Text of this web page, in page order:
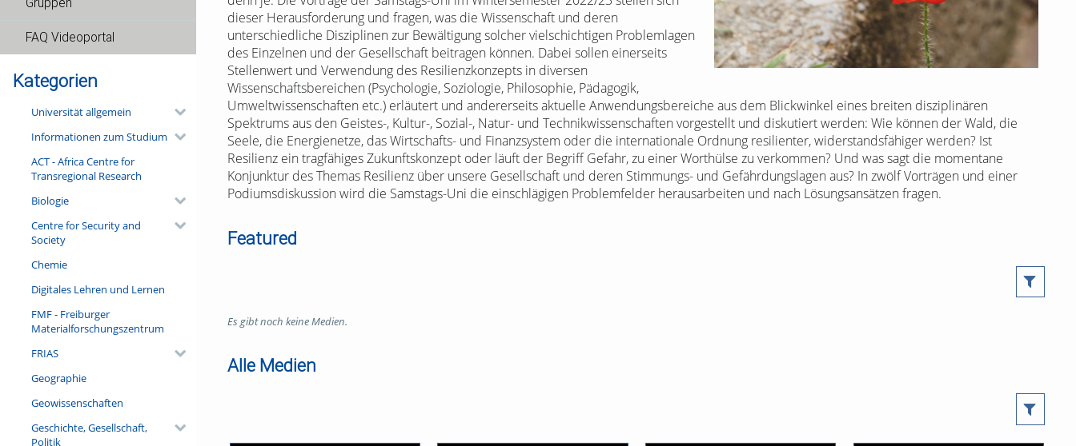
Gruppen
FAQ Videoportal
Kategorien
Universität allgemein
Informationen zum Studium
ACT - Africa Centre for
Transregional Research
Biologie
Centre for Security and
Society
Chemie
Digitales Lehren und Lernen
FMF - Freiburger
Materialforschungszentrum
FRIAS
Geographie
Geowissenschaften
Geschichte, Gesellschaft,
Politik
dieser Herausforderung und fragen, was die Wissenschaft und deren
unterschiedliche Disziplinen zur Bewältigung solcher vielschichtigen Problemlagen
des Einzelnen und der Gesellschaft beitragen können. Dabei sollen einerseits
Stellenwert und Verwendung des Resilienzkonzepts in diversen
Wissenschaftsbereichen (Psychologie, Soziologie, Philosophie, Pädagogik,
Umweltwissenschaften etc.) erläutert und andererseits aktuelle Anwendungsbereiche aus dem Blickwinkel eines breiten disziplinären
Spektrums aus den Geistes-, Kultur-, Sozial-, Natur- und Technikwissenschaften vorgestellt und diskutiert werden: Wie können der Wald, die
Seele, die Energienetze, das Wirtschafts- und Finanzsystem oder die internationale Ordnung resilienter, widerstandsfähiger werden? Ist
Resilienz ein tragfähiges Zukunftskonzept oder läuft der Begriff Gefahr, zu einer Worthülse zu verkommen? Und was sagt die momentane
Konjunktur des Themas Resilienz über unsere Gesellschaft und deren Stimmungs- und Gefährdungslagen aus? In zwölf Vorträgen und einer
Podiumsdiskussion wird die Samstags-Uni die einschlägigen Problemfelder herausarbeiten und nach Lösungsansätzen fragen.
Featured
Es gibt noch keine Medien.
Alle Medien